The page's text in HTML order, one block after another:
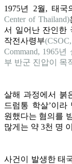
1975년 2월, 태
Center of Thailand)
서 일어난 잔인한
작전사령부
Command, 1965
부 반군 진압이 목
살해 과정에서 붉
드럼통 학살’이라
원했다는 혐의를
많게는 약 3천 명
사건이 발생한 태